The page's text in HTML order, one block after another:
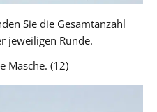
Sie die Gesamtanzahl
jeweiligen Runde.
Masche. (12)